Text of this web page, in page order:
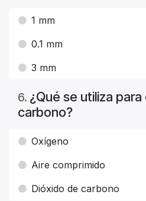
1 mm
0.1 mm
3 mm
6. ¿Qué se utiliza
carbono?
Oxígeno
Aire comprimido
Dióxido de carbono